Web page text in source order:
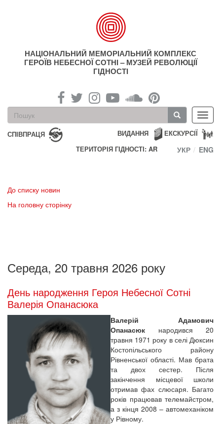
НАЦІОНАЛЬНИЙ МЕМОРІАЛЬНИЙ КОМПЛЕКС
ГЕРОЇВ НЕБЕСНОЇ СОТНІ – МУЗЕЙ РЕВОЛЮЦІЇ
ГІДНОСТІ
Пошукова
форма
Пошук
СПІВПРАЦЯ ЕКСКУРСІЇ
ВИДАННЯ
ТЕРИТОРІЯ ГІДНОСТІ: AR
УКР ENG
До списку новин
На головну сторінку
Середа, 20 травня 2026 року
День народження Героя Небесної Сотні
Валерія Опанасюка
Валерій Адамович
Опанасюк народився 20
травня 1971 року в селі Дюксин
Костопільського району
Рівненської області. Мав брата
та двох сестер. Після
закінчення місцевої школи
отримав фах слюсаря. Багато
років працював телемайстром,
а з кінця 2008 – автомеханіком
у Рівному.